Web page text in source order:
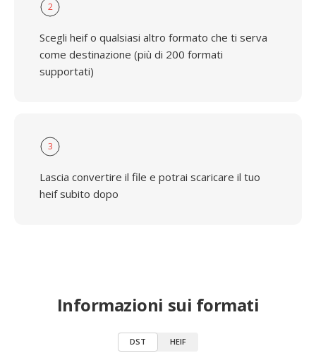
2
Scegli heif o qualsiasi altro formato che ti serva
come destinazione (più di 200 formati
supportati)
3
Lascia convertire il file e potrai scaricare il tuo
heif subito dopo
Informazioni sui formati
DST HEIF